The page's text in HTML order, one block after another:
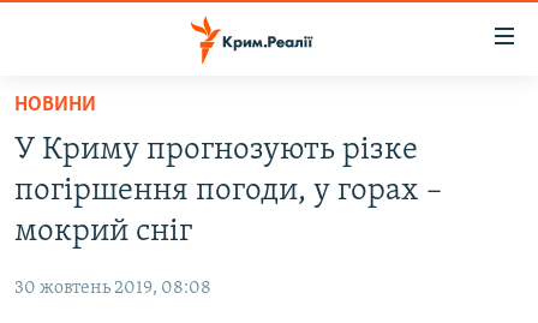
Перейти
основного
матеріалу
Перейти
до
основної
ВОДА.КРИМ
ВІДЕО ТА ФОТО
БЛОГИ
НОВИНИ
У Криму прогнозують різке
погіршення погоди, у горах –
мокрий сніг
30 жовтень 2019, 08:08